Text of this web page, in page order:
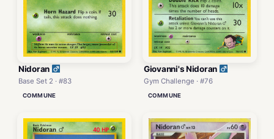
Nidoran
Base Set 2 · #83
COMMUNE
Giovanni's Nidoran
Gym Challenge · #76
COMMUNE